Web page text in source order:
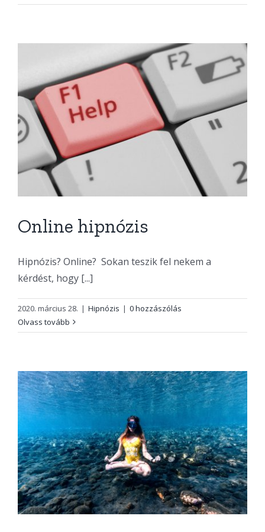
Online hipnózis
Hipnózis? Online? Sokan teszik fel nekem a
kérdést, hogy [...]
2020. március 28. | Hipnózis | 0 hozzászólás
Olvass tovább